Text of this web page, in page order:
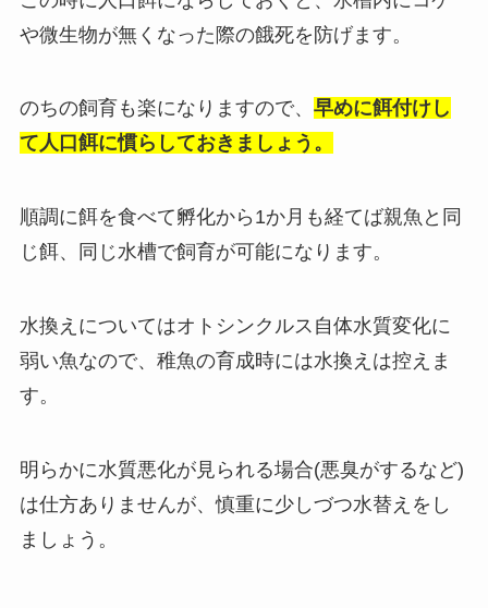
や微生物が無くなった際の餓死を防げます。
のちの飼育も楽になりますので、 早めに餌付けし
て人口餌に慣らしておきましょう。
順調に餌を食べて孵化から1か月も経てば親魚と同
じ餌、同じ水槽で飼育が可能になります。
水換えについてはオトシンクルス自体水質変化に
弱い魚なので、稚魚の育成時には水換えは控えま
す。
明らかに水質悪化が見られる場合(悪臭がするなど)
は仕方ありませんが、慎重に少しづつ水替えをし
ましょう。